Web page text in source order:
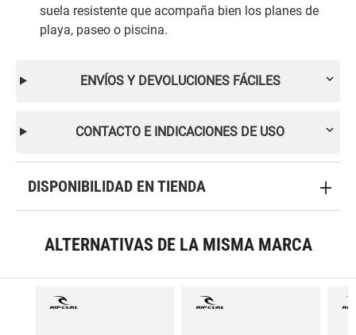
suela resistente que acompaña bien los planes de
playa, paseo o piscina.
ENVÍOS Y DEVOLUCIONES FÁCILES
CONTACTO E INDICACIONES DE USO
DISPONIBILIDAD EN TIENDA
ALTERNATIVAS DE LA MISMA MARCA